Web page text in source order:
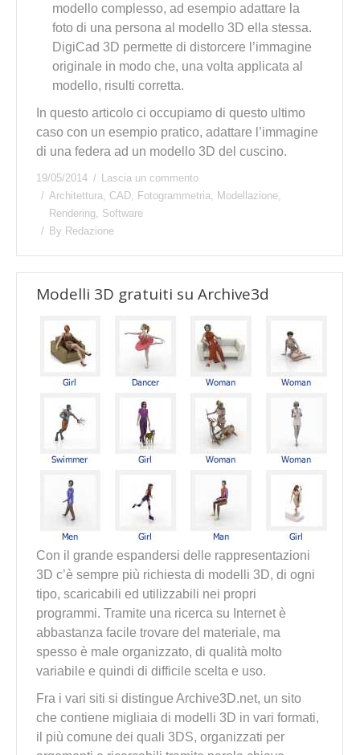
modello complesso, ad esempio adattare la
foto di una persona al modello 3D ella stessa.
DigiCad 3D permette di distorcere l’immagine
originale in modo che, una volta applicata al
modello, risulti corretta.
In questo articolo ci occupiamo di questo ultimo
caso con un esempio pratico, adattare l’immagine
di una federa ad un modello 3D del cuscino.
19/05/2014
Lascia un commento
Architettura
CAD Fotogrammetria Modellazione
Rendering
Software
By Redazione
Modelli 3D gratuiti su Archive3d
Con il grande espandersi delle rappresentazioni
3D c’è sempre più richiesta di modelli 3D, di ogni
tipo, scaricabili ed utilizzabili nei propri
programmi. Tramite una ricerca su Internet è
abbastanza facile trovare del materiale, ma
spesso è male organizzato, di qualità molto
variabile e quindi di difficile scelta e uso.
Fra i vari siti si distingue Archive3D.net, un sito
che contiene migliaia di modelli 3D in vari formati,
il più comune dei quali 3DS, organizzati per